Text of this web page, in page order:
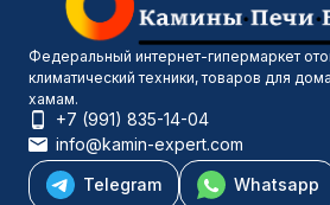
Федеральный интернет-гипермаркет
климатический техники, товаров для
хамам.
+7 (991) 835-14-04
info@kamin-expert.com
Telegram
Whatsapp